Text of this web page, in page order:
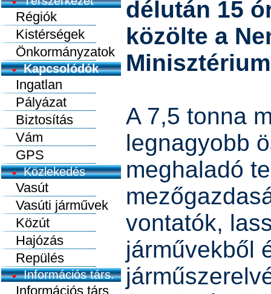
Régiók
Kistérségek
Önkormányzatok
Kapcsolódók
Ingatlan
Pályázat
Biztosítás
Vám
GPS
Közlekedés
Vasút
Vasúti járművek
Közút
Hajózás
Repülés
Információs társ.
Információs társ.
délután 15
közölte a
A 7,5 tonna
legnagyobb
meghaladó
vontatók,
járművekből